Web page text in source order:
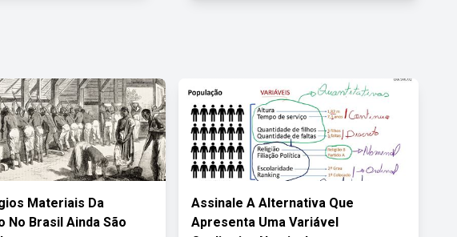
Materiais Da
No Brasil Ainda São
Assinale A Alternativa Que
Apresenta Uma Variável